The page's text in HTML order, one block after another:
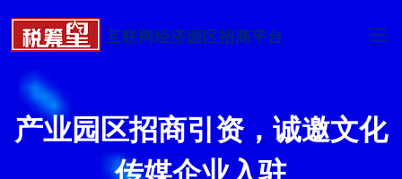
互联网经济园区招商平台
产业园区招商引资，诚邀文化